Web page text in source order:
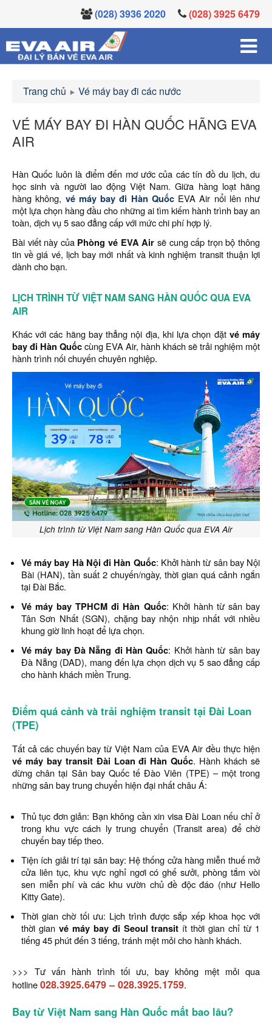
(028) 3936 2020 (028) 3925 6479
Trang chủ Vé máy bay đi các nước
VÉ MÁY BAY ĐI HÀN QUỐC HÃNG EVA
AIR
Hàn Quốc luôn là điểm đến mơ ước của các tín đồ du lịch, du
học sinh và người lao động Việt Nam. Giữa hàng loạt hãng
hàng không, vé máy bay đi Hàn QuốcEVA Air nổi lên như
một lựa chọn hàng đầu cho những ai tìm kiếm hành trình bay an
toàn, dịch vụ 5 sao đẳng cấp với mức chi phí hợp lý.
Bài viết này của Phòng vé EVA Air sẽ cung cấp trọn bộ thông
tin về giá vé, lịch bay mới nhất và kinh nghiệm transit thuận lợi
dành cho bạn.
LỊCH TRÌNH TỪ VIỆT NAM SANG HÀN QUỐC QUA EVA
AIR
Khác với các hãng bay thẳng nội địa, khi lựa chọn đặt vé máy
bay đi Hàn Quốccùng EVA Air, hành khách sẽ trải nghiệm một
hành trình nối chuyến chuyên nghiệp.
Lịch trình từ Việt Nam sang Hàn Quốc qua EVA Air
Vé máy bay Hà Nội đi Hàn Quốc: Khởi hành từ sân bay Nội
Bài (HAN), tần suất 2 chuyến/ngày, thời gian quá cảnh ngắn
tại Đài Bắc.
Vé máy bay TPHCM đi Hàn Quốc: Khởi hành từ sân bay
Tân Sơn Nhất (SGN), chặng bay nhộn nhịp nhất với nhiều
khung giờ linh hoạt để lựa chọn.
Vé máy bay Đà Nẵng đi Hàn Quốc: Khởi hành từ sân bay
Đà Nẵng (DAD), mang đến lựa chọn dịch vụ 5 sao đẳng cấp
cho hành khách miền Trung.
Điểm quá cảnh và trải nghiệm transit tại Đài Loan
(TPE)
Tất cả các chuyến bay từ Việt Nam của EVA Air đều thực hiện
vé máy bay transit Đài Loan đi Hàn Quốc. Hành khách sẽ
dừng chân tại Sân bay Quốc tế Đào Viên (TPE) – một trong
những sân bay trung chuyển hiện đại nhất châu Á:
Thủ tục đơn giản: Bạn không cần xin visa Đài Loan nếu chỉ ở
trong khu vực cách ly trung chuyển (Transit area) để chờ
chuyến bay tiếp theo.
Tiện ích giải trí tại sân bay: Hệ thống cửa hàng miễn thuế mở
cửa liên tục, khu vực nghỉ ngơi có ghế sưởi, phòng tắm vòi
sen miễn phí và các khu vườn chủ đề độc đáo (như Hello
Kitty Gate).
Thời gian chờ tối ưu: Lịch trình được sắp xếp khoa học với
thời gian vé máy bay đi Seoul transit ít thời gian chỉ từ 1
tiếng 45 phút đến 3 tiếng, tránh mệt mỏi cho hành khách.
>>> Tư vấn hành trình tối ưu, bay không mệt mỏi qua
hotline028.3925.6479– 028.3925.1759.
Bay từ Việt Nam sang Hàn Quốc mất bao lâu?